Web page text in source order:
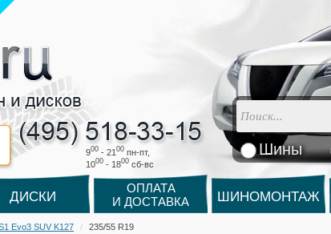
900 - 21 00 пн-пт,
1000 - 1800 cб-вс
Шины
ДИСКИ
ОПЛАТА
И ДОСТАВКА
ШИНОМОНТАЖ
Evo3 SUV K127 235/55 R19